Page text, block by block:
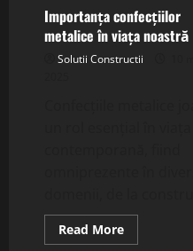
preferințe
și
buget
Importanța confecțiilor
metalice în viața noastră
Solutii Constructii
Read MoreRead
more